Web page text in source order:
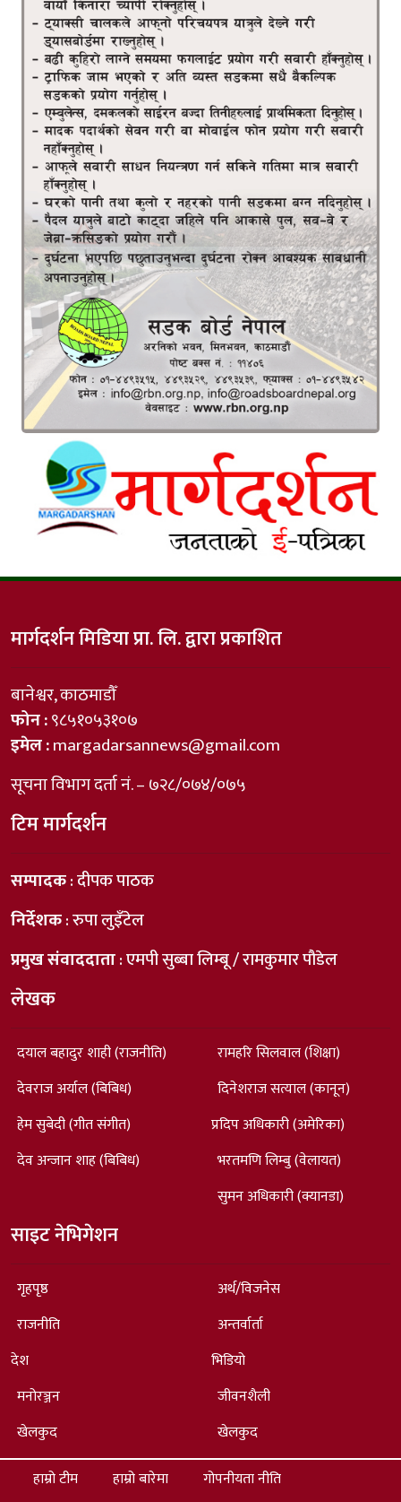
मार्गदर्शन मिडिया प्रा. लि. द्वारा प्रकाशित
बानेश्वर, काठमाडौँ
फोन :९८५१०५३१०७
इमेल :margadarsannews@gmail.com
सूचना विभाग दर्ता नं. – ७२८/०७४/०७५
टिम मार्गदर्शन
सम्पादक: दीपक पाठक
निर्देशक: रुपा लुइँटेल
प्रमुख संवाददाता: एमपी सुब्बा लिम्बू / रामकुमार पौडेल
लेखक
दयाल बहादुर शाही (राजनीति)
देवराज अर्याल (बिबिध)
हेम सुबेदी (गीत संगीत)
देव अन्जान शाह (बिबिध)
रामहरि सिलवाल (शिक्षा)
दिनेशराज सत्याल (कानून)
प्रदिप अधिकारी (अमेरिका)
भरतमणि लिम्बु (वेलायत)
सुमन अधिकारी (क्यानडा)
साइट नेभिगेशन
गृहपृष्ठ
राजनीति
देश
मनोरञ्जन
खेलकुद
अर्थ/विजनेस
अन्तर्वार्ता
भिडियो
जीवनशैली
खेलकुद
हाम्रो टीम
हाम्रो बारेमा गोपनीयता नीति